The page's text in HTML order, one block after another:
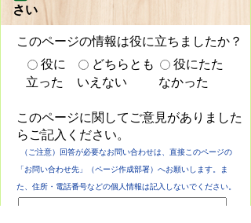
さい
このページの情報は役に立ちましたか？
役に
立った
どちらとも
いえない
役にたた
なかった
このページに関してご意見がありました
らご記入ください。
（ご注意）回答が必要なお問い合わせは、直接このページの
「お問い合わせ先」（ページ作成部署）へお願いします。ま
た、住所・電話番号などの個人情報は記入しないでください。